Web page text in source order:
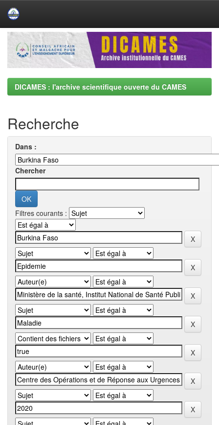
Skip
navigation
DICAMES : l'archive scientifique ouverte du CAMES
Recherche
Dans :
Chercher
Filtres courants :